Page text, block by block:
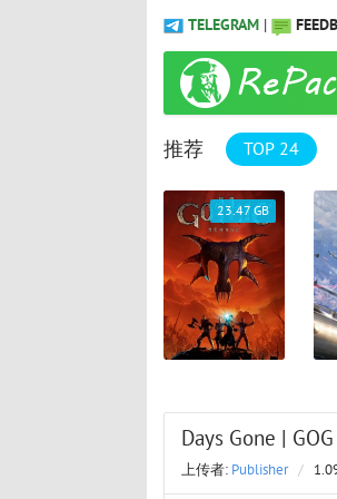
TELEGRAM |
推荐 TOP 24
23.47 GB
Days Gone |
上传者: Publisher /